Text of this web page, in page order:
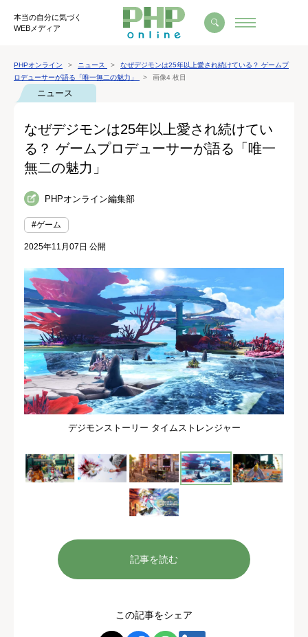
本当の自分に気づく
WEBメディア
PHPオンライン ニュース
なぜデジモンは25年以上愛され続けている？ ゲームプ
ロデューサーが語る「唯一無二の魅力」
画像4 枚目
ニュース
なぜデジモンは25年以上愛され続けてい
る？ ゲームプロデューサーが語る「唯一
無二の魅力」
PHPオンライン編集部
#ゲーム
2025年11月07日 公開
デジモンストーリー タイムストレンジャー
記事を読む
この記事をシェア